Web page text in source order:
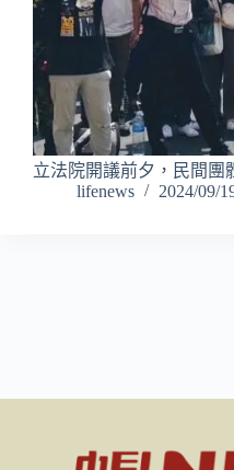
立法院開議前夕，民間
lifenews
2024/09/